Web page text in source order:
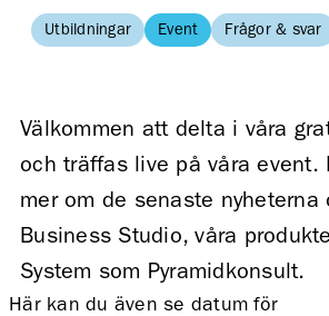
Utbildningar Event Frågor & svar
Välkommen att delta i våra
och träffas live på våra event.
mer om de senaste nyheterna
Business Studio, våra
System som Pyramidkonsult.
Här kan du även se datum för